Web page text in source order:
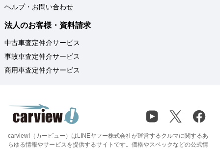
ヘルプ・お問い合わせ
法人のお客様・資料請求
中古車査定仲介サービス
事故車査定仲介サービス
商用車査定仲介サービス
carview!（カービュー）はLINEヤフー株式会社が運営するクルマに関するあ
らゆる情報やサービスを提供するサイトです。価格やスペックなどの公式情